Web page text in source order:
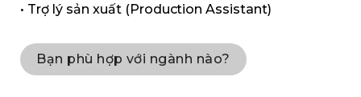
• Trợ lý sản xuất (Production Assistant)
Bạn phù hợp với ngành nào?